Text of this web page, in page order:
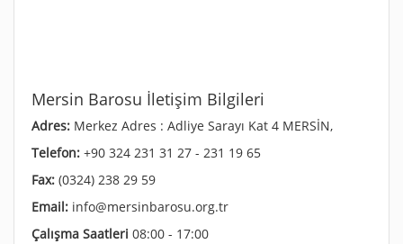
Mersin Barosu İletişim Bilgileri
Adres: Merkez Adres : Adliye Sarayı Kat 4 MERSİN,
Telefon: +90 324 231 31 27 - 231 19 65
Fax: (0324) 238 29 59
Email: info@mersinbarosu.org.tr
Çalışma Saatleri 08:00 - 17:00